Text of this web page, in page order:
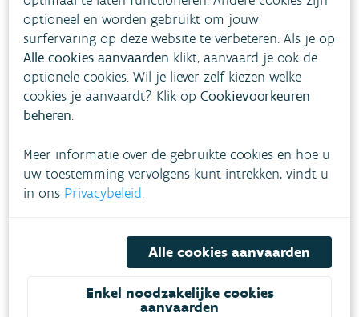
Evolutie
Toestand
Hoe pakken we dit aan?
optioneel en worden gebruikt om jouw
surfervaring op deze website te verbeteren. Als je op
Alle cookies aanvaarden klikt, aanvaard je ook de
optionele cookies. Wil je liever zelf kiezen welke
cookies je aanvaardt? Klik opCookievoorkeuren
beheren.
Meer informatie over de gebruikte cookies en hoe u
uw toestemming vervolgens kunt intrekken, vindt u
in ons Privacybeleid.
Alle cookies aanvaarden
Enkel noodzakelijke cookies
aanvaarden